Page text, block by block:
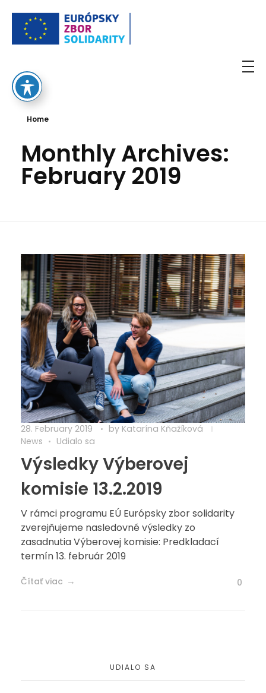
Home
Monthly Archives:
February 2019
28. February 2019 by Katarína Kňažíková
News
Udialo sa
Výsledky Výberovej
komisie 13.2.2019
V rámci programu EÚ Európsky zbor solidarity
zverejňujeme nasledovné výsledky zo
zasadnutia Výberovej komisie: Predkladací
termín 13. február 2019
Čítať viac 0
UDIALO SA